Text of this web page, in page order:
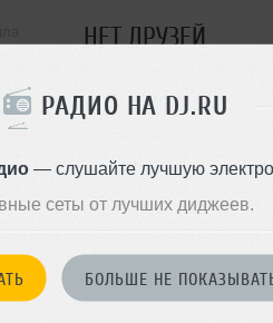
РАДИО НА DJ.RU
— слушайте лучшую
сеты от лучших диджеев.
БОЛЬШЕ НЕ
НЕТ ДРУЗЕЙ